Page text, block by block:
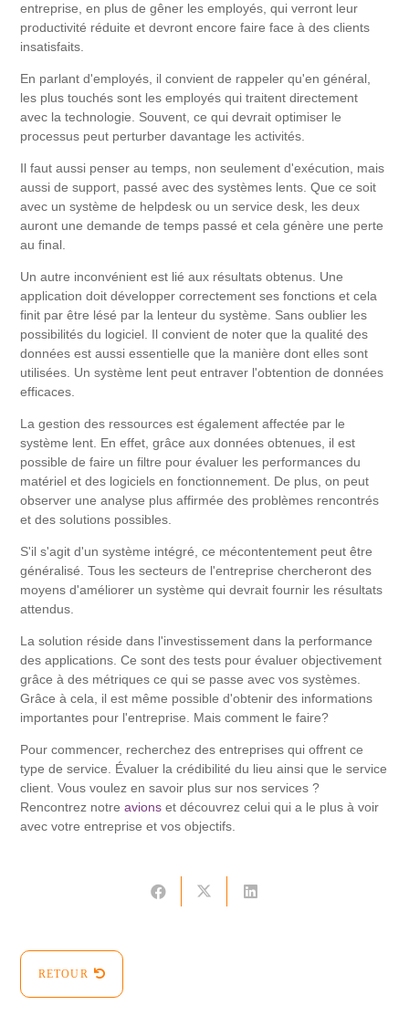
entreprise, en plus de gêner les employés, qui verront leur
productivité réduite et devront encore faire face à des clients
insatisfaits.
En parlant d'employés, il convient de rappeler qu'en général,
les plus touchés sont les employés qui traitent directement
avec la technologie. Souvent, ce qui devrait optimiser le
processus peut perturber davantage les activités.
Il faut aussi penser au temps, non seulement d'exécution, mais
aussi de support, passé avec des systèmes lents. Que ce soit
avec un système de helpdesk ou un service desk, les deux
auront une demande de temps passé et cela génère une perte
au final.
Un autre inconvénient est lié aux résultats obtenus. Une
application doit développer correctement ses fonctions et cela
finit par être lésé par la lenteur du système. Sans oublier les
possibilités du logiciel. Il convient de noter que la qualité des
données est aussi essentielle que la manière dont elles sont
utilisées. Un système lent peut entraver l'obtention de données
efficaces.
La gestion des ressources est également affectée par le
système lent. En effet, grâce aux données obtenues, il est
possible de faire un filtre pour évaluer les performances du
matériel et des logiciels en fonctionnement. De plus, on peut
observer une analyse plus affirmée des problèmes rencontrés
et des solutions possibles.
S'il s'agit d'un système intégré, ce mécontentement peut être
généralisé. Tous les secteurs de l'entreprise chercheront des
moyens d'améliorer un système qui devrait fournir les résultats
attendus.
La solution réside dans l'investissement dans la performance
des applications. Ce sont des tests pour évaluer objectivement
grâce à des métriques ce qui se passe avec vos systèmes.
Grâce à cela, il est même possible d'obtenir des informations
importantes pour l'entreprise. Mais comment le faire?
Pour commencer, recherchez des entreprises qui offrent ce
type de service. Évaluer la crédibilité du lieu ainsi que le service
client. Vous voulez en savoir plus sur nos services ?
Rencontrez notreavionset découvrez celui qui a le plus à voir
avec votre entreprise et vos objectifs.
RETOUR